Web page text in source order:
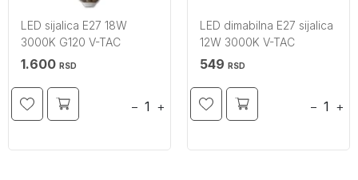
LED sijalica E27 18W
3000K G120 V-TAC
1.600 RSD
− +
LED dimabilna E27 sijalica
12W 3000K V-TAC
549 RSD
− +